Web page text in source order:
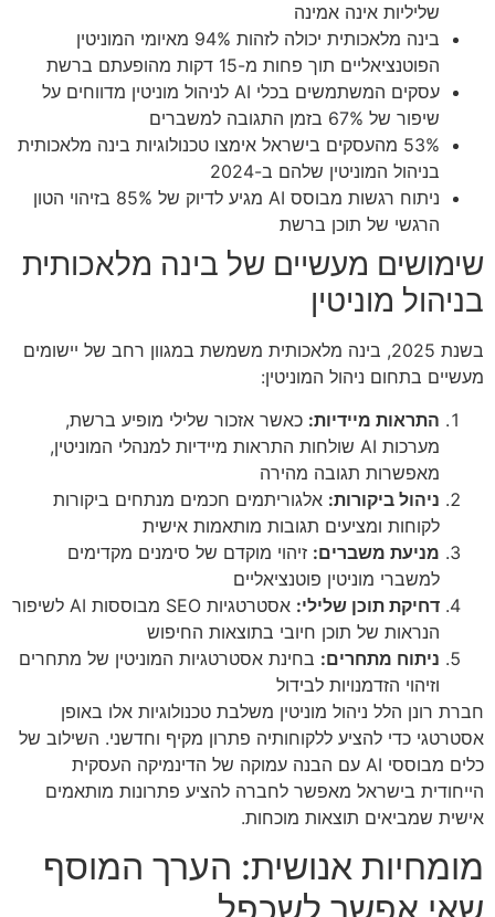
שליליות אינה אמינה
בינה מלאכותית יכולה לזהות 94% מאיומי המוניטין
הפוטנציאליים תוך פחות מ-15 דקות מהופעתם ברשת
עסקים המשתמשים בכלי AI לניהול מוניטין מדווחים על
שיפור של 67% בזמן התגובה למשברים
53% מהעסקים בישראל אימצו טכנולוגיות בינה מלאכותית
בניהול המוניטין שלהם ב-2024
ניתוח רגשות מבוסס AI מגיע לדיוק של 85% בזיהוי הטון
הרגשי של תוכן ברשת
שימושים מעשיים של בינה מלאכותית
בניהול מוניטין
בשנת 2025, בינה מלאכותית משמשת במגוון רחב של יישומים
מעשיים בתחום ניהול המוניטין:
התראות מיידיות: כאשר אזכור שלילי מופיע ברשת,
מערכות AI שולחות התראות מיידיות למנהלי המוניטין,
מאפשרות תגובה מהירה
ניהול ביקורות: אלגוריתמים חכמים מנתחים ביקורות
לקוחות ומציעים תגובות מותאמות אישית
מניעת משברים: זיהוי מוקדם של סימנים מקדימים
למשברי מוניטין פוטנציאליים
דחיקת תוכן שלילי:
אסטרטגיות SEO מבוססות AI לשיפור
הנראות של תוכן חיובי בתוצאות החיפוש
ניתוח מתחרים: בחינת אסטרטגיות המוניטין של מתחרים
וזיהוי הזדמנויות לבידול
חברת רונן הלל ניהול מוניטין משלבת טכנולוגיות אלו באופן
אסטרטגי כדי להציע ללקוחותיה פתרון מקיף וחדשני. השילוב של
כלים מבוססי AI עם הבנה עמוקה של הדינמיקה העסקית
הייחודית בישראל מאפשר לחברה להציע פתרונות מותאמים
אישית שמביאים תוצאות מוכחות.
מומחיות אנושית: הערך המוסף